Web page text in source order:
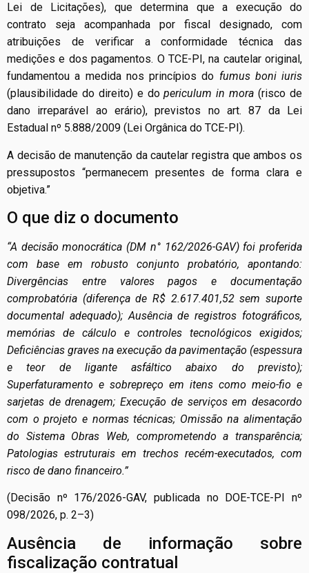
Lei de Licitações), que determina que a execução do
contrato seja acompanhada por fiscal designado, com
atribuições de verificar a conformidade técnica das
medições e dos pagamentos. O TCE-PI, na cautelar original,
fundamentou a medida nos princípios do fumus boni iuris
(plausibilidade do direito) e dopericulum in mora (risco de
dano irreparável ao erário), previstos no art. 87 da Lei
Estadual nº 5.888/2009 (Lei Orgânica do TCE-PI).
A decisão de manutenção da cautelar registra que ambos os
pressupostos “permanecem presentes de forma clara e
objetiva.”
O que diz o documento
“A decisão monocrática (DM n° 162/2026-GAV) foi proferida
com base em robusto conjunto probatório, apontando:
Divergências entre valores pagos e documentação
comprobatória (diferença de R$ 2.617.401,52 sem suporte
documental adequado); Ausência de registros fotográficos,
memórias de cálculo e controles tecnológicos exigidos;
Deficiências graves na execução da pavimentação (espessura
e teor de ligante asfáltico abaixo do previsto);
Superfaturamento e sobrepreço em itens como meio-fio e
sarjetas de drenagem; Execução de serviços em desacordo
com o projeto e normas técnicas; Omissão na alimentação
do Sistema Obras Web, comprometendo a transparência;
Patologias estruturais em trechos recém-executados, com
risco de dano financeiro.”
(Decisão nº 176/2026-GAV, publicada no DOE-TCE-PI nº
098/2026, p. 2–3)
Ausência de informação sobre
fiscalização contratual